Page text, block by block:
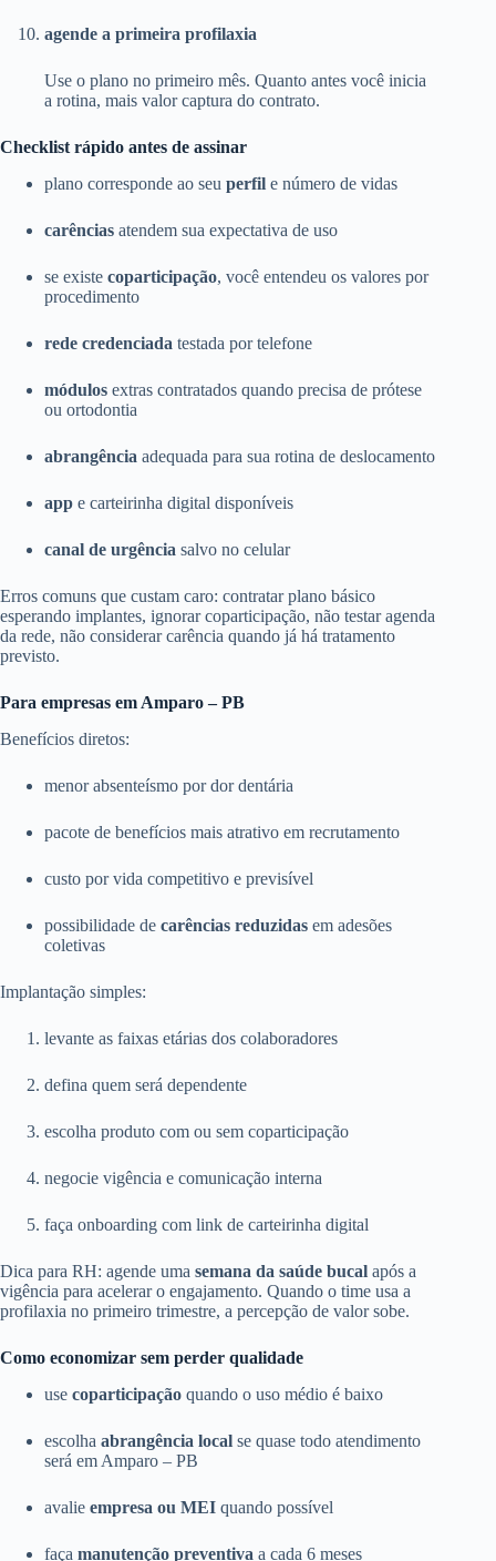
agende a primeira profilaxia
Use o plano no primeiro mês. Quanto antes você inicia
a rotina, mais valor captura do contrato.
Checklist rápido antes de assinar
plano corresponde ao seu perfil e número de vidas
carências atendem sua expectativa de uso
se existe coparticipação, você entendeu os valores por
procedimento
rede credenciada testada por telefone
módulos extras contratados quando precisa de prótese
ou ortodontia
abrangência adequada para sua rotina de deslocamento
app e carteirinha digital disponíveis
canal de urgência salvo no celular
Erros comuns que custam caro: contratar plano básico
esperando implantes, ignorar coparticipação, não testar agenda
da rede, não considerar carência quando já há tratamento
previsto.
Para empresas em Amparo – PB
Benefícios diretos:
menor absenteísmo por dor dentária
pacote de benefícios mais atrativo em recrutamento
custo por vida competitivo e previsível
possibilidade de carências reduzidas em adesões
coletivas
Implantação simples:
levante as faixas etárias dos colaboradores
defina quem será dependente
escolha produto com ou sem coparticipação
negocie vigência e comunicação interna
faça onboarding com link de carteirinha digital
Dica para RH: agende uma semana da saúde bucal após a
vigência para acelerar o engajamento. Quando o time usa a
profilaxia no primeiro trimestre, a percepção de valor sobe.
Como economizar sem perder qualidade
use coparticipação quando o uso médio é baixo
escolha abrangência local se quase todo atendimento
será em Amparo – PB
avalie empresa ou MEI quando possível
faça manutenção preventiva a cada 6 meses